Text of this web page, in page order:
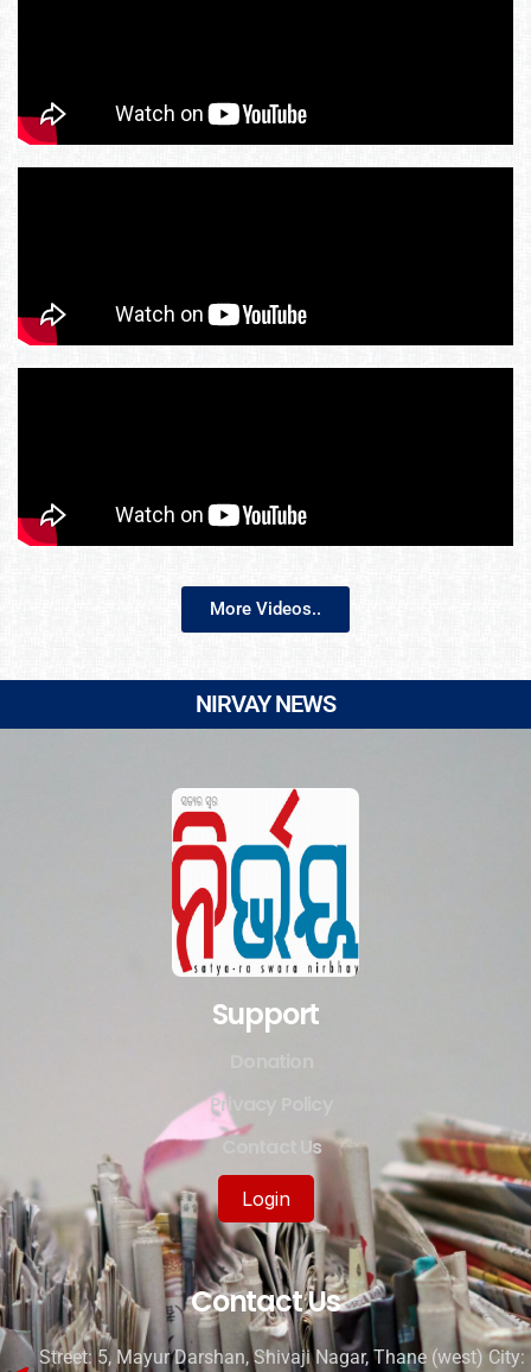
More Videos..
NIRVAY NEWS
Support
Privacy Policy
Contact Us
Login
Contact Us
Street: 5, Mayur Darshan, Shivaji Nagar, Thane (west) City: